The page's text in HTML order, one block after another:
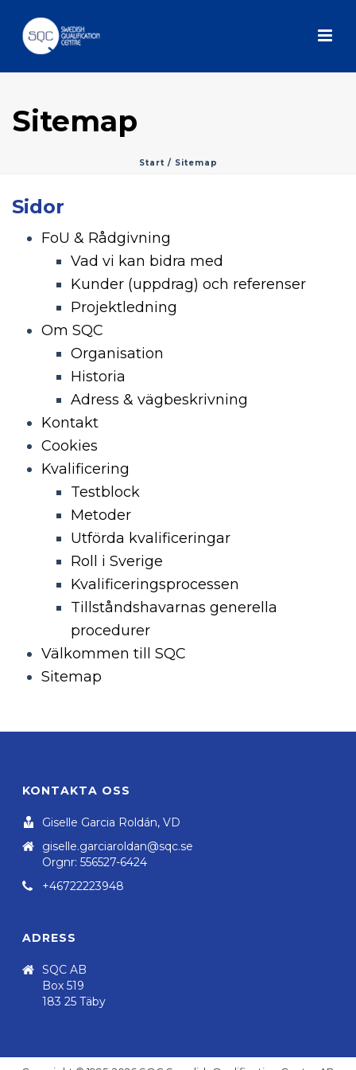
Sitemap
Start/ Sitemap
Sidor
FoU & Rådgivning
Vad vi kan bidra med
Kunder (uppdrag) och referenser
Projektledning
Om SQC
Organisation
Historia
Adress & vägbeskrivning
Kontakt
Cookies
Kvalificering
Testblock
Metoder
Utförda kvalificeringar
Roll i Sverige
Kvalificeringsprocessen
Tillståndshavarnas generella
procedurer
Välkommen till SQC
Sitemap
KONTAKTA OSS
Giselle Garcia Roldán, VD
giselle.garciaroldan@sqc.se
Orgnr: 556527-6424
+46722223948
ADRESS
SQC AB
Box 519
183 25 Täby